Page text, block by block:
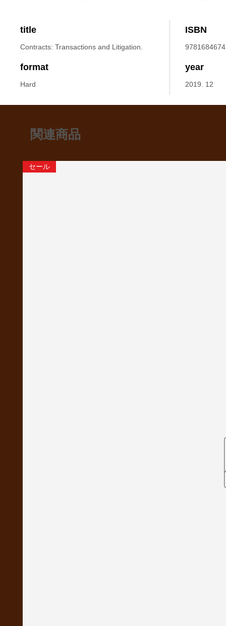
title
Contracts: Transactions and Litigation.
ISBN
format
Hard
year
2019. 12
関連商品
セール